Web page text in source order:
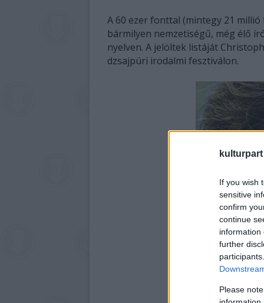
kulturpart
If you wish
sensitive
confirm
continue
information
further
Please
A 60 ezer fonttal (mintegy 21
bármilyen nemzetiségű, még élő
nyelven. A jelöltek listáját
dzsajpúri irodalmi fesztiválon.